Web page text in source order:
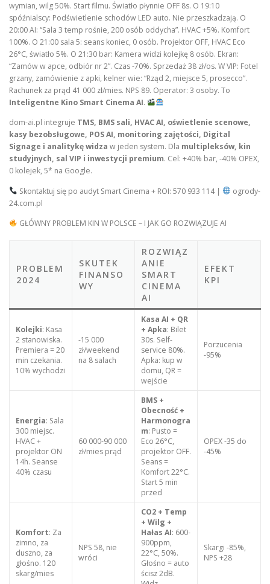
wymian, wilg 50%. Start filmu. Światło płynnie OFF 8s. O 19:10
spóźnialscy: Podświetlenie schodów LED auto. Nie przeszkadzają. O
20:00 AI: “Sala 3 temp rośnie, 200 osób oddycha”. HVAC +5%. Komfort
100%. O 21:00 sala 5: seans koniec, 0 osób. Projektor OFF, HVAC Eco
26°C, światło 5%. O 21:30 bar: Kamera widzi kolejkę 8 osób. Ekran:
“Zamów w apce, odbiór nr 2”. Czas -70%. Sprzedaż 38 zł/os. W VIP: Fotel
grzany, zamówienie z apki, kelner wie: “Rząd 2, miejsce 5, prosecco”.
Rachunek za prąd 41 000 zł/mies. NPS 89. Operator: 3 osoby. To
Inteligentne Kino Smart Cinema AI.
dom-ai.pl integruje TMS, BMS sali, HVAC AI, oświetlenie scenowe,
kasy bezobsługowe, POS AI, monitoring zajętości, Digital
Signage i analitykę widza w jeden system. Dla multipleksów, kin
studyjnych, sal VIP i inwestycji premium. Cel: +40% bar, -40% OPEX,
0 kolejek, 5* na Google.
Skontaktuj się po audyt Smart Cinema + ROI: 570 933 114 |
ogrody-
24.com.pl
GŁÓWNY PROBLEM KIN W POLSCE – I JAK GO ROZWIĄZUJE AI
PROBLEM
2024
SKUTEK
FINANSO
WY
ROZWIĄZ
ANIE
SMART
CINEMA
AI
EFEKT
KPI
Kolejki: Kasa
2 stanowiska.
Premiera = 20
min czekania.
10% wychodzi
-15 000
zł/weekend
na 8 salach
Kasa AI + QR
+ Apka: Bilet
30s. Self-
service 80%.
Apka: kup w
domu, QR =
wejście
Porzucenia
-95%
Energia: Sala
300 miejsc.
HVAC +
projektor ON
14h. Seanse
40% czasu
60 000-90 000
zł/mies prąd
BMS +
Obecność +
Harmonogra
m: Pusto =
Eco 26°C,
projektor OFF.
Seans =
Komfort 22°C.
Start 5 min
przed
OPEX -35 do
-45%
Komfort: Za
zimno, za
duszno, za
głośno. 120
skarg/mies
NPS 58, nie
wróci
CO2 + Temp
+ Wilg +
Hałas AI: 600-
900ppm,
22°C, 50%.
Głośno = auto
ścisz 2dB.
Skargi -85%,
NPS +28